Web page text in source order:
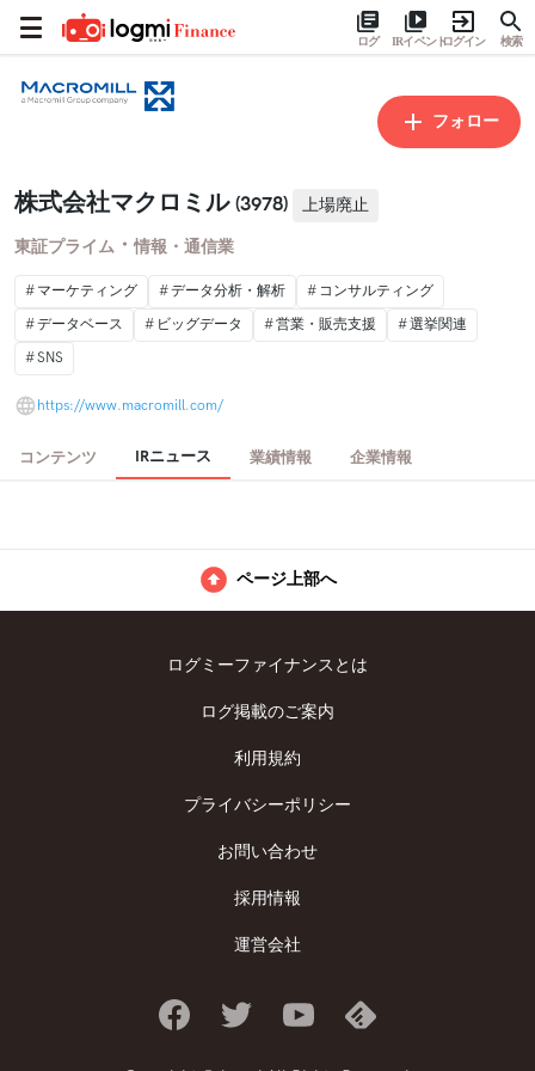
ログ IRイベントログイン 検索
フォロー
株式会社マクロミル (3978) 上場廃止
東証プライム ・ 情報・通信業
マーケティング データ分析・解析
コンサルティング
データベース
ビッグデータ 営業・販売支援
選挙関連
SNS
https://www.macromill.com/
コンテンツ IRニュース 業績情報 企業情報
ページ上部へ
ログミーファイナンスとは
ログ掲載のご案内
利用規約
プライバシーポリシー
お問い合わせ
採用情報
運営会社